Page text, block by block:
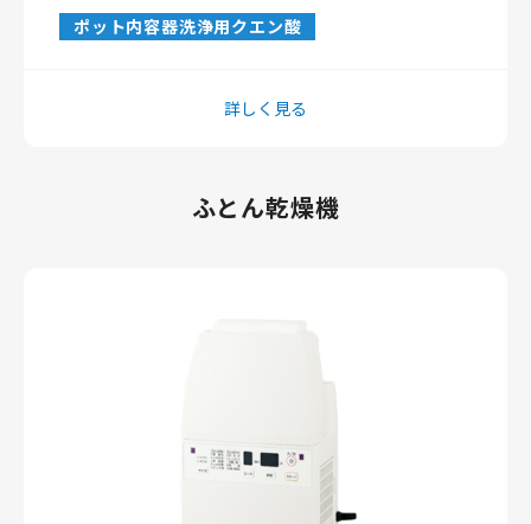
ポット内容器洗浄用クエン酸
詳しく見る
ふとん乾燥機